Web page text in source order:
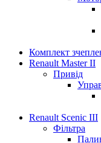
Комплект
Renault Master II
Привід
Renault Scenic III
Фільтра